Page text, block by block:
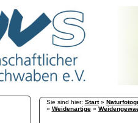
Sie sind hier: Start»
» Weidenartige»